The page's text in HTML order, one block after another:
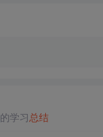
的学习总结